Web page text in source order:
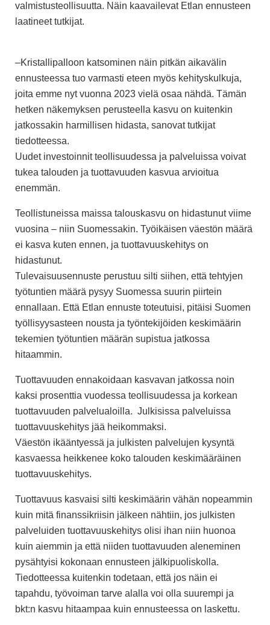
valmistusteollisuutta. Näin kaavailevat Etlan ennusteen
laatineet tutkijat.
–Kristallipalloon katsominen näin pitkän aikavälin
ennusteessa tuo varmasti eteen myös kehityskulkuja,
joita emme nyt vuonna 2023 vielä osaa nähdä. Tämän
hetken näkemyksen perusteella kasvu on kuitenkin
jatkossakin harmillisen hidasta, sanovat tutkijat
tiedotteessa.
Uudet investoinnit teollisuudessa ja palveluissa voivat
tukea talouden ja tuottavuuden kasvua arvioitua
enemmän.
Teollistuneissa maissa talouskasvu on hidastunut viime
vuosina – niin Suomessakin. Työikäisen väestön määrä
ei kasva kuten ennen, ja tuottavuuskehitys on
hidastunut.
Tulevaisuusennuste perustuu silti siihen, että tehtyjen
työtuntien määrä pysyy Suomessa suurin piirtein
ennallaan. Että Etlan ennuste toteutuisi, pitäisi Suomen
työllisyysasteen nousta ja työntekijöiden keskimäärin
tekemien työtuntien määrän supistua jatkossa
hitaammin.
Tuottavuuden ennakoidaan kasvavan jatkossa noin
kaksi prosenttia vuodessa teollisuudessa ja korkean
tuottavuuden palvelualoilla. Julkisissa palveluissa
tuottavuuskehitys jää heikommaksi.
Väestön ikääntyessä ja julkisten palvelujen kysyntä
kasvaessa heikkenee koko talouden keskimääräinen
tuottavuuskehitys.
Tuottavuus kasvaisi silti keskimäärin vähän nopeammin
kuin mitä finanssikriisin jälkeen nähtiin, jos julkisten
palveluiden tuottavuuskehitys olisi ihan niin huonoa
kuin aiemmin ja että niiden tuottavuuden aleneminen
pysähtyisi kokonaan ennusteen jälkipuoliskolla.
Tiedotteessa kuitenkin todetaan, että jos näin ei
tapahdu, työvoiman tarve alalla voi olla suurempi ja
bkt:n kasvu hitaampaa kuin ennusteessa on laskettu.